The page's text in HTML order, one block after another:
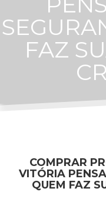
FAZ
COMPRAR
VITÓRIA
QUEM FAZ